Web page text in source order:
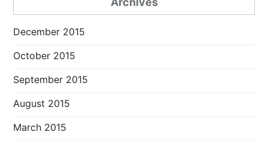
December 2015
October 2015
September 2015
August 2015
March 2015